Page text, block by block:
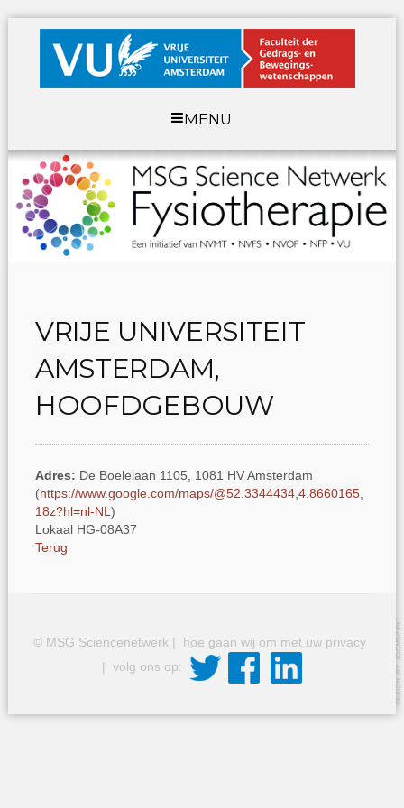
MENU
VRIJE UNIVERSITEIT
AMSTERDAM,
HOOFDGEBOUW
Adres: De Boelelaan 1105, 1081 HV Amsterdam
(https://www.google.com/maps/@52.3344434,4.8660165,
18z?hl=nl-NL)
Lokaal HG-08A37
Terug
© MSG Sciencenetwerk |
hoe gaan wij om met uw privacy
| volg ons op: